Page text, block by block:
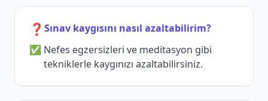
❓ Sınav kaygısını nasıl azaltabilirim?
Nefes egzersizleri ve meditasyon gibi
tekniklerle kaygınızı azaltabilirsiniz.